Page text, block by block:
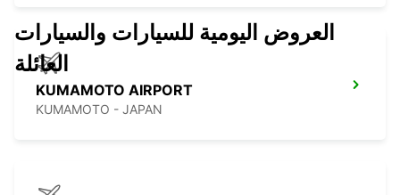
KUMAMOTO AIRPORT
KUMAMOTO - JAPAN
العروض اليومية للسيارات والسيارات
العائلة